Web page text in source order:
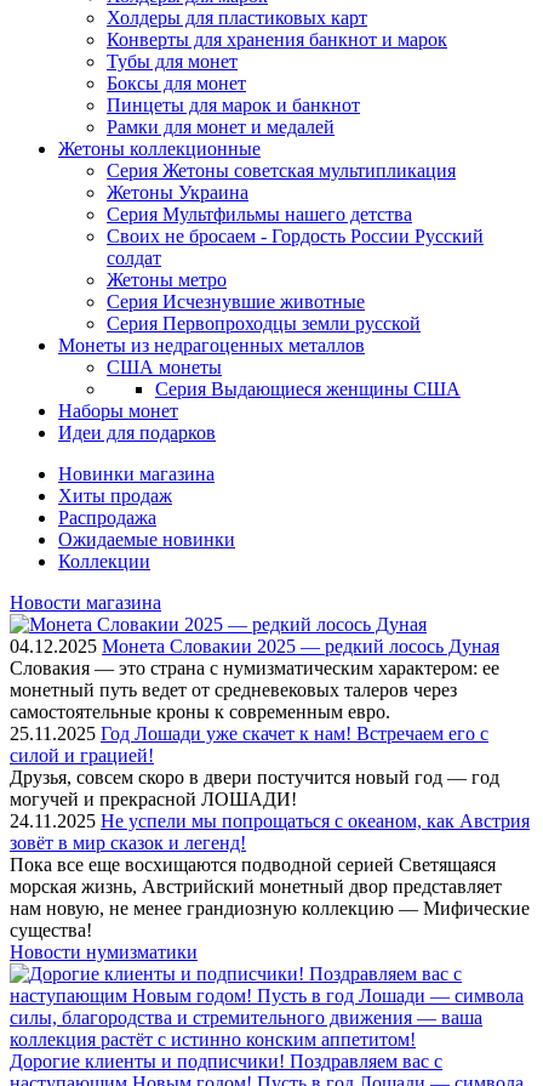
Холдеры для пластиковых карт
Конверты для хранения банкнот и марок
Тубы для монет
Боксы для монет
Пинцеты для марок и банкнот
Рамки для монет и медалей
Жетоны коллекционные
Серия Жетоны советская мультипликация
Жетоны Украина
Серия Мультфильмы нашего детства
Своих не бросаем - Гордость России Русский
солдат
Жетоны метро
Серия Исчезнувшие животные
Серия Первопроходцы земли русской
Монеты из недрагоценных металлов
США монеты
Серия Выдающиеся женщины США
Наборы монет
Идеи для подарков
Новинки магазина
Хиты продаж
Распродажа
Ожидаемые новинки
Коллекции
Новости магазина
04.12.2025 Монета Словакии 2025 — редкий лосось Дуная
Словакия — это страна с нумизматическим характером: ее
монетный путь ведет от средневековых талеров через
самостоятельные кроны к современным евро.
25.11.2025 Год Лошади уже скачет к нам! Встречаем его с
силой и грацией!
Друзья, совсем скоро в двери постучится новый год — год
могучей и прекрасной ЛОШАДИ!
24.11.2025 Не успели мы попрощаться с океаном, как Австрия
зовёт в мир сказок и легенд!
Пока все еще восхищаются подводной серией Светящаяся
морская жизнь, Австрийский монетный двор представляет
нам новую, не менее грандиозную коллекцию — Мифические
существа!
Новости нумизматики
Дорогие клиенты и подписчики! Поздравляем вас с